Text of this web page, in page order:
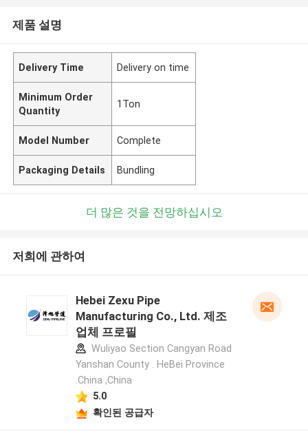
제품 설명
Delivery Time Delivery on time
Minimum Order
Quantity
1Ton
Model Number Complete
Packaging Details Bundling
더 많은 것을 전망하십시오
저희에 관하여
Hebei Zexu Pipe
Manufacturing Co., Ltd. 제조
업체 프로필
Wuliyao Section Cangyan Road
Yanshan County . HeBei Province
.China ,China
5.0
확인된 공급자